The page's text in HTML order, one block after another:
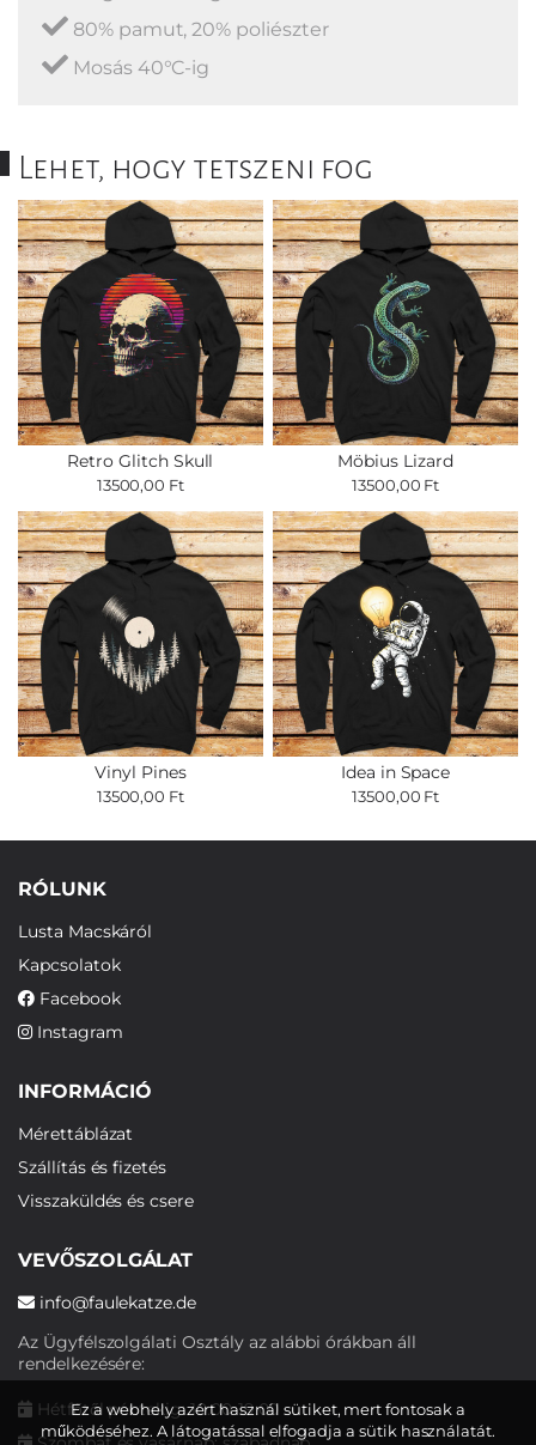
80% pamut, 20% poliészter
Mosás 40°C-ig
Lehet, hogy tetszeni fog
Retro Glitch Skull
13500,00 Ft
Möbius Lizard
13500,00 Ft
Vinyl Pines
13500,00 Ft
Idea in Space
13500,00 Ft
RÓLUNK
Lusta Macskáról
Kapcsolatok
Facebook
Instagram
INFORMÁCIÓ
Mérettáblázat
Szállítás és fizetés
Visszaküldés és csere
VEVŐSZOLGÁLAT
info@faulekatze.de
Az Ügyfélszolgálati Osztály az alábbi órákban áll
rendelkezésére:
Hétfőtől péntekig: 10:00-19:00
Ez a webhely azért használ sütiket, mert fontosak a
működéséhez. A látogatással elfogadja a sütik használatát.